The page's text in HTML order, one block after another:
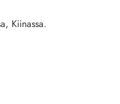
Kiinassa.